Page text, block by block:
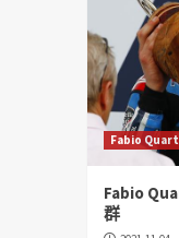
Fabio
Fabio
群